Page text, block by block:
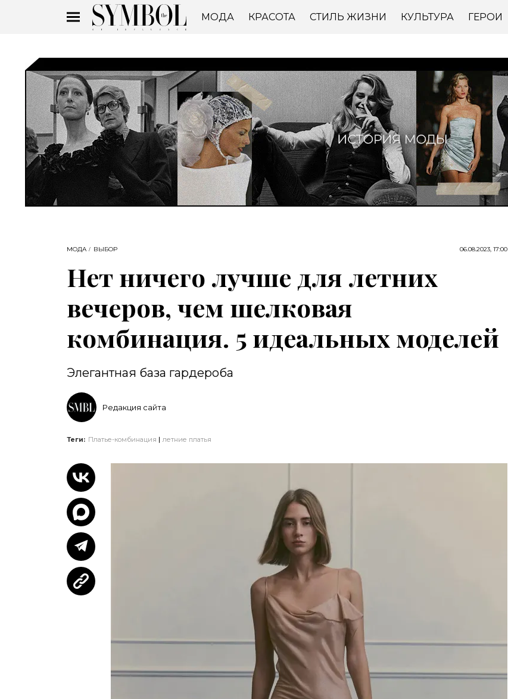
МОДА КРАСОТА СТИЛЬ ЖИЗНИ КУЛЬТУРА ГЕРОИ
МОДА ВЫБОР 06.08.2023, 17:00
Нет ничего лучше для летних
вечеров, чем шелковая
комбинация. 5 идеальных моделей
Элегантная база гардероба
Редакция сайта
Теги: Платье-комбинация летние платья